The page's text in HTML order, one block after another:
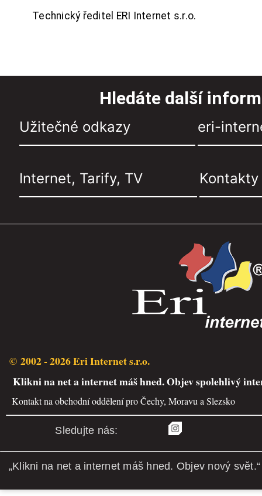
Technický ředitel ERI Internet s.r.o.
Hledáte další
Užitečné odkazy eri-
Internet, Tarify, TV Kontakty
© 2002 - 2026 Eri Internet s.r.o.
Klikni na net a internet máš hned. Objev spolehlivý
Kontakt na obchodní oddělení pro Čechy, Moravu a Slezsko
Sledujte nás:
„Klikni na net a internet máš hned. Objev nový svět.“